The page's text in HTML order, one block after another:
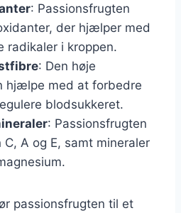
: Passionsfrugten
der hjælper med
radikaler i kroppen.
: Den høje
hjælpe med at forbedre
blodsukkeret.
: Passionsfrugten
A og E, samt mineraler
passionsfrugten til et